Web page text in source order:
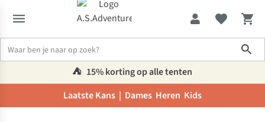
⛺️ 15% korting op alle tenten
Laatste Kans | Dames Heren Kids